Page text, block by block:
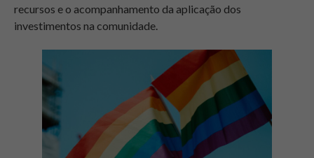
recursos e o acompanhamento da aplicação dos
investimentos na comunidade.